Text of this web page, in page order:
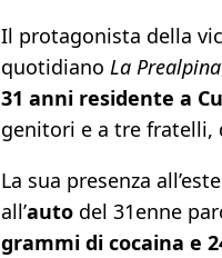
Il protagonista della
quotidiano La Prealpina
31 anni residente a
genitori e a tre fratelli,
La sua presenza
all’auto del 31enne
grammi di cocaina e